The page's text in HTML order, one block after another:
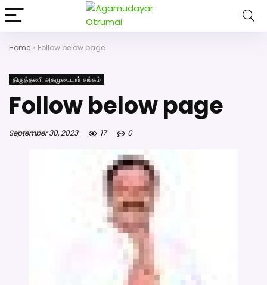
Home » Follow below page
திருத்தணி அகமுடையார் சங்கம்
Follow below page
September 30, 2023 17 0
அகமுடையார் திருமண வரன்களுக்கு அகமுடையார்மேட்ரி-
பெண் வீட்டாருக்கு 100% இலவச திருமண சேவை! வாட்ஸப்
Click Here to Download Matrimony App